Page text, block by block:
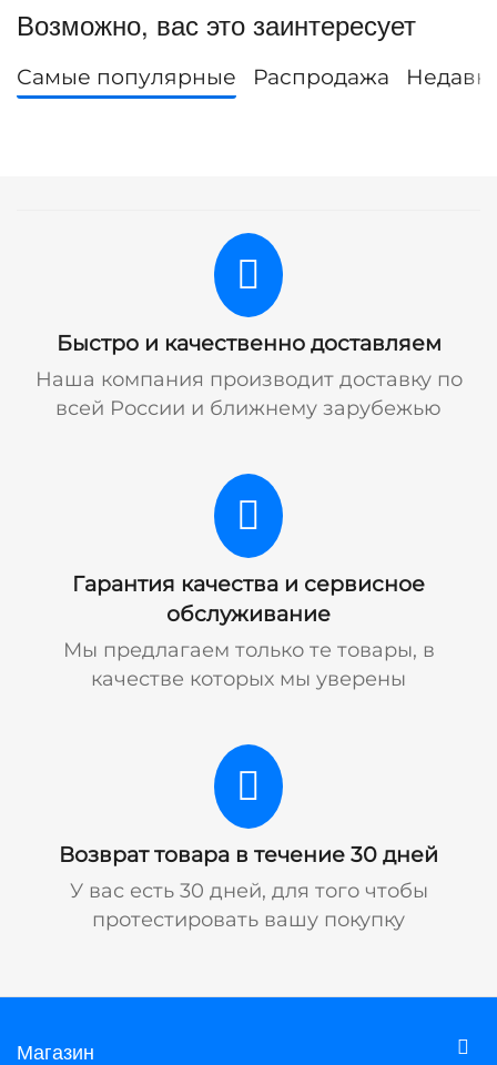
Возможно, вас это заинтересует
Самые популярные Распродажа
Быстро и качественно доставляем
Наша компания производит доставку по
всей России и ближнему зарубежью
Гарантия качества и сервисное
обслуживание
Мы предлагаем только те товары, в
качестве которых мы уверены
Возврат товара в течение 30 дней
У вас есть 30 дней, для того чтобы
протестировать вашу покупку
Магазин